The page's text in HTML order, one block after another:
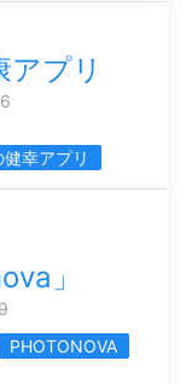
アプリ
健幸アプリ
」
PHOTONOVA